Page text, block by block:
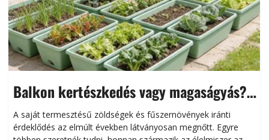
Balkon kertészkedés vagy magaságyás?
Helytakarékos kertészkedés
A saját termesztésű zöldségek és fűszernövények iránti
érdeklődés az elmúlt években látványosan megnőtt. Egyre